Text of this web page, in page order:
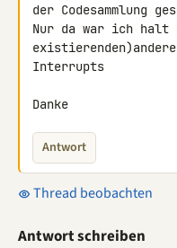
der Codesammlung
Nur da war ich halt
Interrupts
Danke
Antwort
Thread beobachten
Antwort schreiben